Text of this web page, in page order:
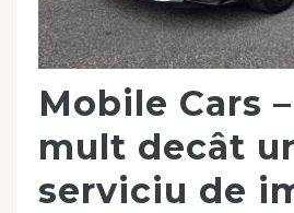
Mobile Cars
mult decât
serviciu de